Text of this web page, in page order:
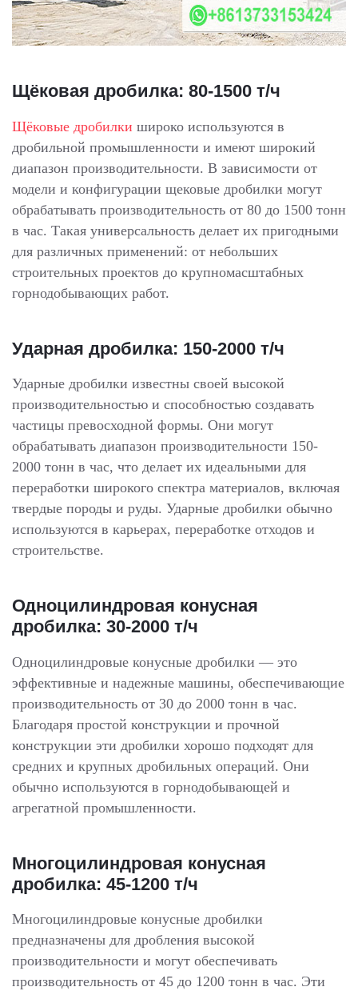
Щёковая дробилка: 80-1500 т/ч
Щёковые дробилки широко используются в
дробильной промышленности и имеют широкий
диапазон производительности. В зависимости от
модели и конфигурации щековые дробилки могут
обрабатывать производительность от 80 до 1500 тонн
в час. Такая универсальность делает их пригодными
для различных применений: от небольших
строительных проектов до крупномасштабных
горнодобывающих работ.
Ударная дробилка: 150-2000 т/ч
Ударные дробилки известны своей высокой
производительностью и способностью создавать
частицы превосходной формы. Они могут
обрабатывать диапазон производительности 150-
2000 тонн в час, что делает их идеальными для
переработки широкого спектра материалов, включая
твердые породы и руды. Ударные дробилки обычно
используются в карьерах, переработке отходов и
строительстве.
Одноцилиндровая конусная
дробилка: 30-2000 т/ч
Одноцилиндровые конусные дробилки — это
эффективные и надежные машины, обеспечивающие
производительность от 30 до 2000 тонн в час.
Благодаря простой конструкции и прочной
конструкции эти дробилки хорошо подходят для
средних и крупных дробильных операций. Они
обычно используются в горнодобывающей и
агрегатной промышленности.
Многоцилиндровая конусная
дробилка: 45-1200 т/ч
Многоцилиндровые конусные дробилки
предназначены для дробления высокой
производительности и могут обеспечивать
производительность от 45 до 1200 тонн в час. Эти